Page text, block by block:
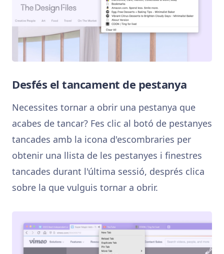
Desfés el tancament de pestanya
Necessites tornar a obrir una pestanya que
acabes de tancar? Fes clic al botó de pestanyes
tancades amb la icona d'escombraries per
obtenir una llista de les pestanyes i finestres
tancades durant l'última sessió, després clica
sobre la que vulguis tornar a obrir.